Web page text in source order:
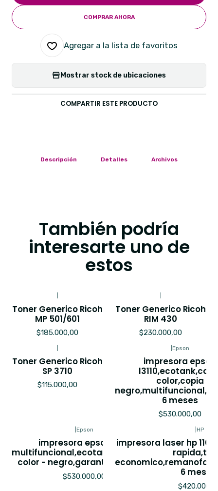
COMPRAR AHORA
Agregar a la lista de favoritos
Mostrar stock de ubicaciones
COMPARTIR ESTE PRODUCTO
Descripción Detalles Archivos
También podría
interesarte uno de
estos
Toner Generico Ricoh
MP 501/601
$185.000,00
Toner Generico Ricoh
RIM 430
$230.000,00
Toner Generico Ricoh
SP 3710
$115.000,00
Epson
impresora epson
color,copia
6 meses
$530.000,00
Epson
impresora epson l210,
multifuncional,ecotank,imrpesion
color - negro,garantia 6 meses
$530.000,00
HP
impresora laser hp
6 meses.